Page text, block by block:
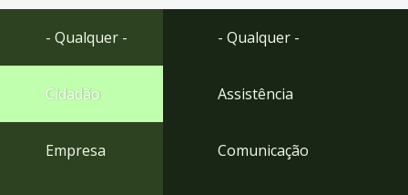
Ir
rodapé
- Qualquer -
Cidadão
Empresa
- Qualquer -
Assistência
Comunicação